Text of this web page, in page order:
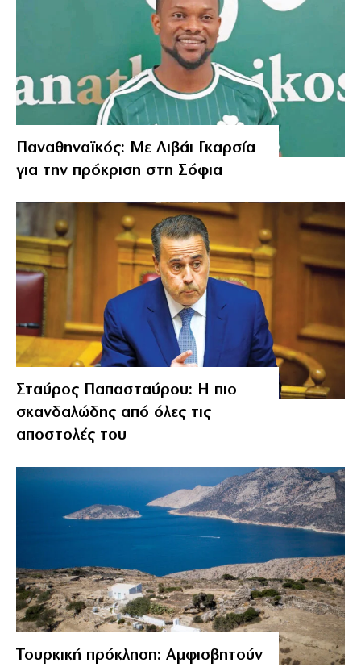
Παναθηναϊκός: Με Λιβάι Γκαρσία
για την πρόκριση στη Σόφια
Σταύρος Παπασταύρου: Η πιο
σκανδαλώδης από όλες τις
αποστολές του
Τουρκική πρόκληση: Αμφισβητούν